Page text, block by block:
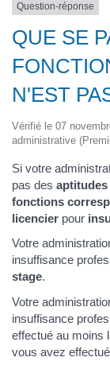
Question-réponse
QUE SE
N'EST
Vérifié le 07
administrative
Si votre
pas des
fonctions
licencier pour
Votre
insuffisance
stage.
Votre
insuffisance
effectué au moins
vous avez